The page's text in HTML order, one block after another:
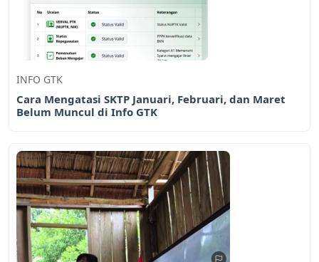
INFO GTK
Cara Mengatasi SKTP Januari, Februari, dan Maret
Belum Muncul di Info GTK